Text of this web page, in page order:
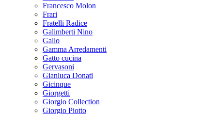
Francesco Molon
Frari
Fratelli Radice
Galimberti Nino
Gallo
Gamma Arredamenti
Gatto cucina
Gervasoni
Gianluca Donati
Gicinque
Giorgetti
Giorgio Collection
Giorgio Piotto